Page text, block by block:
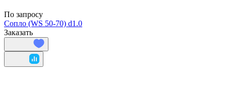
По запросу
Сопло (WS 50-70) d1.0
Заказать